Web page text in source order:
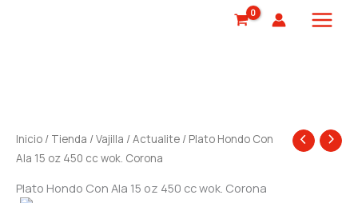
Inicio / Tienda /Vajilla /Actualite / Plato Hondo Con
Ala 15 oz 450 cc wok. Corona
Plato Hondo Con Ala 15 oz 450 cc wok. Corona